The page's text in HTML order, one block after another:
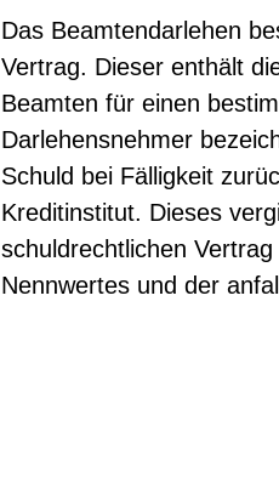
Das Beamtendarlehen
Vertrag. Dieser enthält
Beamten für einen
Darlehensnehmer
Schuld bei Fälligkeit
Kreditinstitut. Dieses
schuldrechtlichen
Nennwertes und der